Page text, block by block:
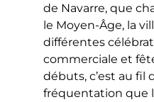
de Navarre, que
le Moyen-Âge, la
différentes
commerciale et
débuts, c’est au fil
fréquentation que